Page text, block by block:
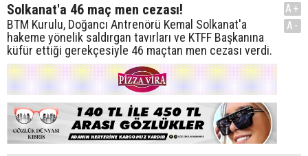
Solkanat'a 46 maç men cezası!
BTM Kurulu, Doğancı Antrenörü Kemal Solkanat'a
hakeme yönelik saldırgan tavırları ve KTFF Başkanına
küfür ettiği gerekçesiyle 46 maçtan men cezası verdi.
A+
A-